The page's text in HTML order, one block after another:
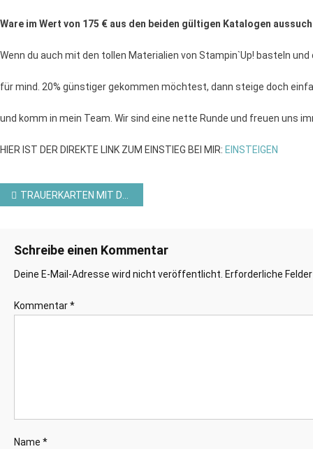
Ware im Wert von 175 € aus den beiden gültigen Katalogen
Wenn du auch mit den tollen Materialien von Stampin`Up! basteln und
für mind. 20% günstiger gekommen möchtest, dann steige doch
und komm in mein Team. Wir sind eine nette Runde und freuen uns
HIER IST DER DIREKTE LINK ZUM EINSTIEG BEI MIR: EINSTEIGEN
Beitragsnavigation
TRAUERKARTEN MIT DEM PRODUKTPAKET HEXAGONE VON HERZEN
Schreibe einen Kommentar
Deine E-Mail-Adresse wird nicht veröffentlicht. Erforderliche
Kommentar*
Name *